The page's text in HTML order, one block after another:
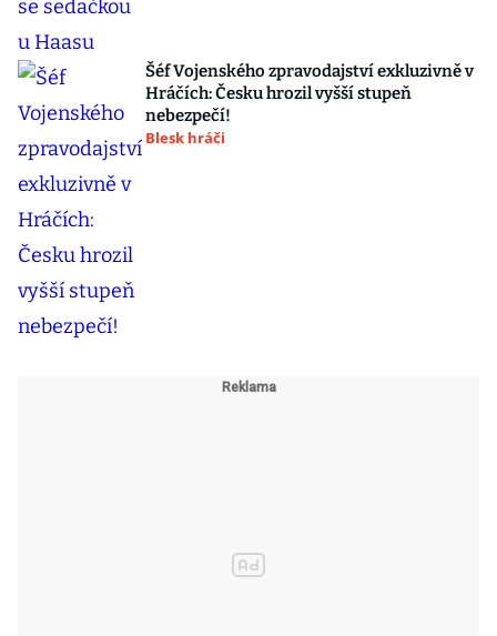
Šéf Vojenského zpravodajství exkluzivně v
Hráčích: Česku hrozil vyšší stupeň
nebezpečí!
Blesk hráči